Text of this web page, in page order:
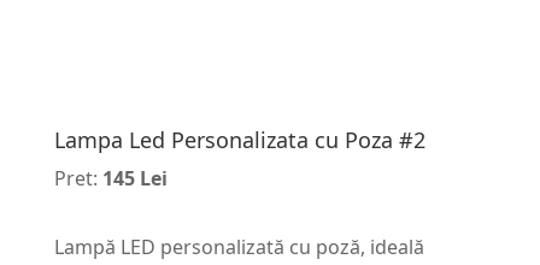
Lampa Led Personalizata cu Poza #2
Pret: 145 Lei
Lampă LED personalizată cu poză, ideală